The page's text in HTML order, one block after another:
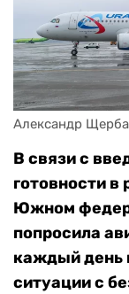
Александр
В связи с
готовности
Южном
попросила
каждый день
ситуации с